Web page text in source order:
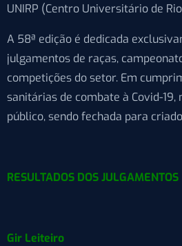
UNIRP (Centro Universitário de
A 58ª edição é dedicada
julgamentos de raças,
competições do setor. Em
sanitárias de combate à Covid-19,
público, sendo fechada para
RESULTADOS DOS JULGAMENTOS
Gir Leiteiro